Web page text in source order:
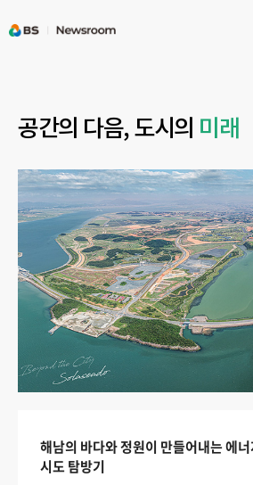
공간의 다음, 도시의 미래
해남의 바다와 정원이 만들어내는 에
시도 탐방기